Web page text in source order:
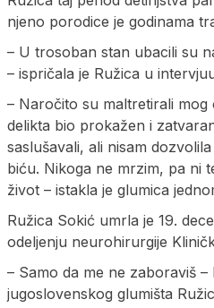
njeno porodice je godinama
– U trosoban stan ubacili su
– ispričala je Ružica u
– Naročito su maltretirali
delikta bio prokažen i
saslušavali, ali nisam
biću. Nikoga ne mrzim, pa ni
život – istakla je glumica
Ružica Sokić umrla je 19.
odeljenju neurohirurgije
– Samo da me ne zaboraviš
jugoslovenskog glumišta